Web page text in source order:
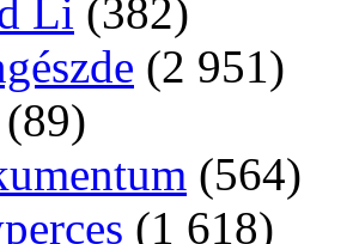
Li (382)
(2 951)
(89)
(564)
(1 618)